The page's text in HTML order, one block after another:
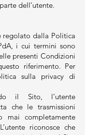
dell’utente.
regolato dalla Politica
i cui termini sono
presenti Condizioni
riferimento. Per
sulla privacy di
il Sito, l’utente
che le trasmissioni
mai completamente
riconosce che